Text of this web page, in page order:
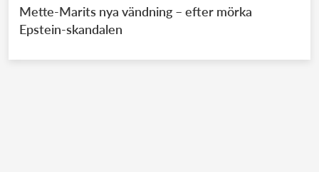
Mette-Marits nya vändning – efter mörka
Epstein-skandalen